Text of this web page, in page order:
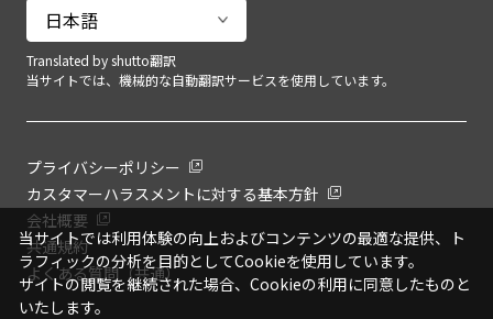
Translated by shutto翻訳
当サイトでは、機械的な自動翻訳サービスを使用しています。
プライバシーポリシー
カスタマーハラスメントに対する基本方針
会社概要
共通規約
よくある質問（共通）
当サイトでは利用体験の向上およびコンテンツの最適な提供、ト
ラフィックの分析を目的としてCookieを使用しています。
サイトの閲覧を継続された場合、Cookieの利用に同意したものと
いたします。